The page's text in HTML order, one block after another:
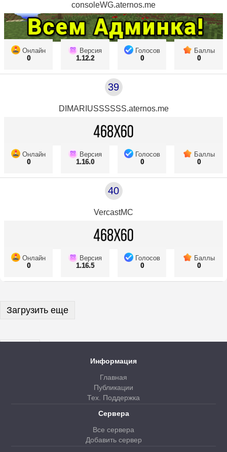
consoleWG.aternos.me
Онлайн
0
Версия
1.12.2
Голосов
0
Баллы
0
39
DIMARIUSSSSSS.aternos.me
Онлайн
0
Версия
1.16.0
Голосов
0
Баллы
0
40
VercastMC
Онлайн
0
Версия
1.16.5
Голосов
0
Баллы
0
Загрузить еще
Информация
Главная
Публикации
Тех. Поддержка
Сервера
Все сервера
Добавить сервер